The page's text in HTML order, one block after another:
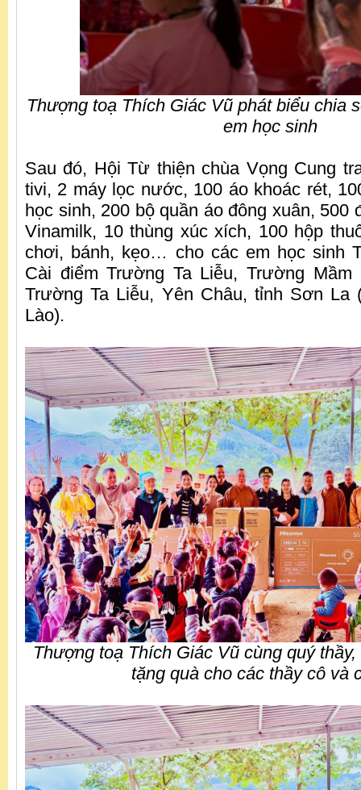
Thượng toạ Thích Giác Vũ phát biểu chia
em học sinh
Sau đó, Hội Từ thiện chùa Vọng Cung
tivi, 2 máy lọc nước, 100 áo khoác rét,
học sinh, 200 bộ quần áo đông xuân, 500
Vinamilk, 10 thùng xúc xích, 100 hộp
chơi, bánh, kẹo… cho các em học sinh
Cài điểm Trường Ta Liễu, Trường Mầm
Trường Ta Liễu, Yên Châu, tỉnh Sơn La
Lào).
Thượng toạ Thích Giác Vũ cùng quý
tặng quà cho các thầy cô và